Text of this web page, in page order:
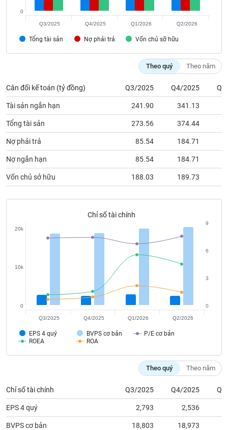
Tổng tài sản Nợ phải trả Vốn chủ sỡ hữu
0
Q3/2025 Q4/2025 Q1/2026 Q2/2026
Theo quý Theo năm
Cân đối kế toán (tỷ đồng) Q3/2025 Q4/2025
Tài sản ngắn hạn 241.90 341.13
Tổng tài sản 273.56 374.44
Nợ phải trả 85.54 184.71
Nợ ngắn hạn 85.54 184.71
Vốn chủ sở hữu 188.03 189.73
Chỉ số tài chính
EPS 4 quý BVPS cơ bản
P/E cơ bản
ROEA
ROA
0
10k
20k
0
3
6
9
Q3/2025 Q4/2025 Q1/2026 Q2/2026
Theo quý Theo năm
Chỉ số tài chính Q3/2025 Q4/2025
EPS 4 quý 2,793 2,536
BVPS cơ bản 18,803 18,973
Công
tư
thông
tài
chính
liệu